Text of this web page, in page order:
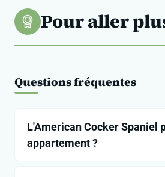
Pour aller
Questions fréquentes
L'American Cocker Spaniel
appartement ?